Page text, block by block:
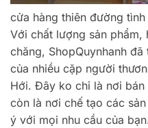
cửa hàng thiên đường tình
Với chất lượng sản phẩm,
chăng, ShopQuynhanh
của nhiều cặp người
Hới. Đây ko chỉ là nơi
còn là nơi chế tạo các
ý với mọi nhu cầu của